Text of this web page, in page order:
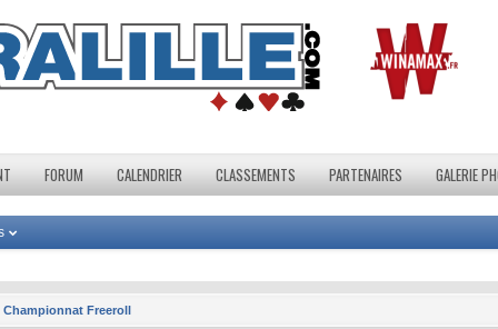
FORUM CALENDRIER CLASSEMENTS PARTENAIRES GALERIE
Championnat Freeroll